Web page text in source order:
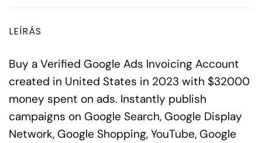
LEÍRÁS
Buy a Verified Google Ads Invoicing Account
created in United States in 2023 with $32000
money spent on ads. Instantly publish
campaigns on Google Search, Google Display
Network, Google Shopping, YouTube, Google